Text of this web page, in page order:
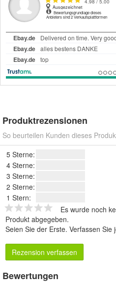
Produktrezensionen
So beurteilen Kunden dieses
5 Sterne:
4 Sterne:
3 Sterne:
2 Sterne:
1 Stern:
Es wurde noch
Produkt abgegeben.
Seien Sie der Erste. Verfassen Sie
Rezension verfassen
Bewertungen